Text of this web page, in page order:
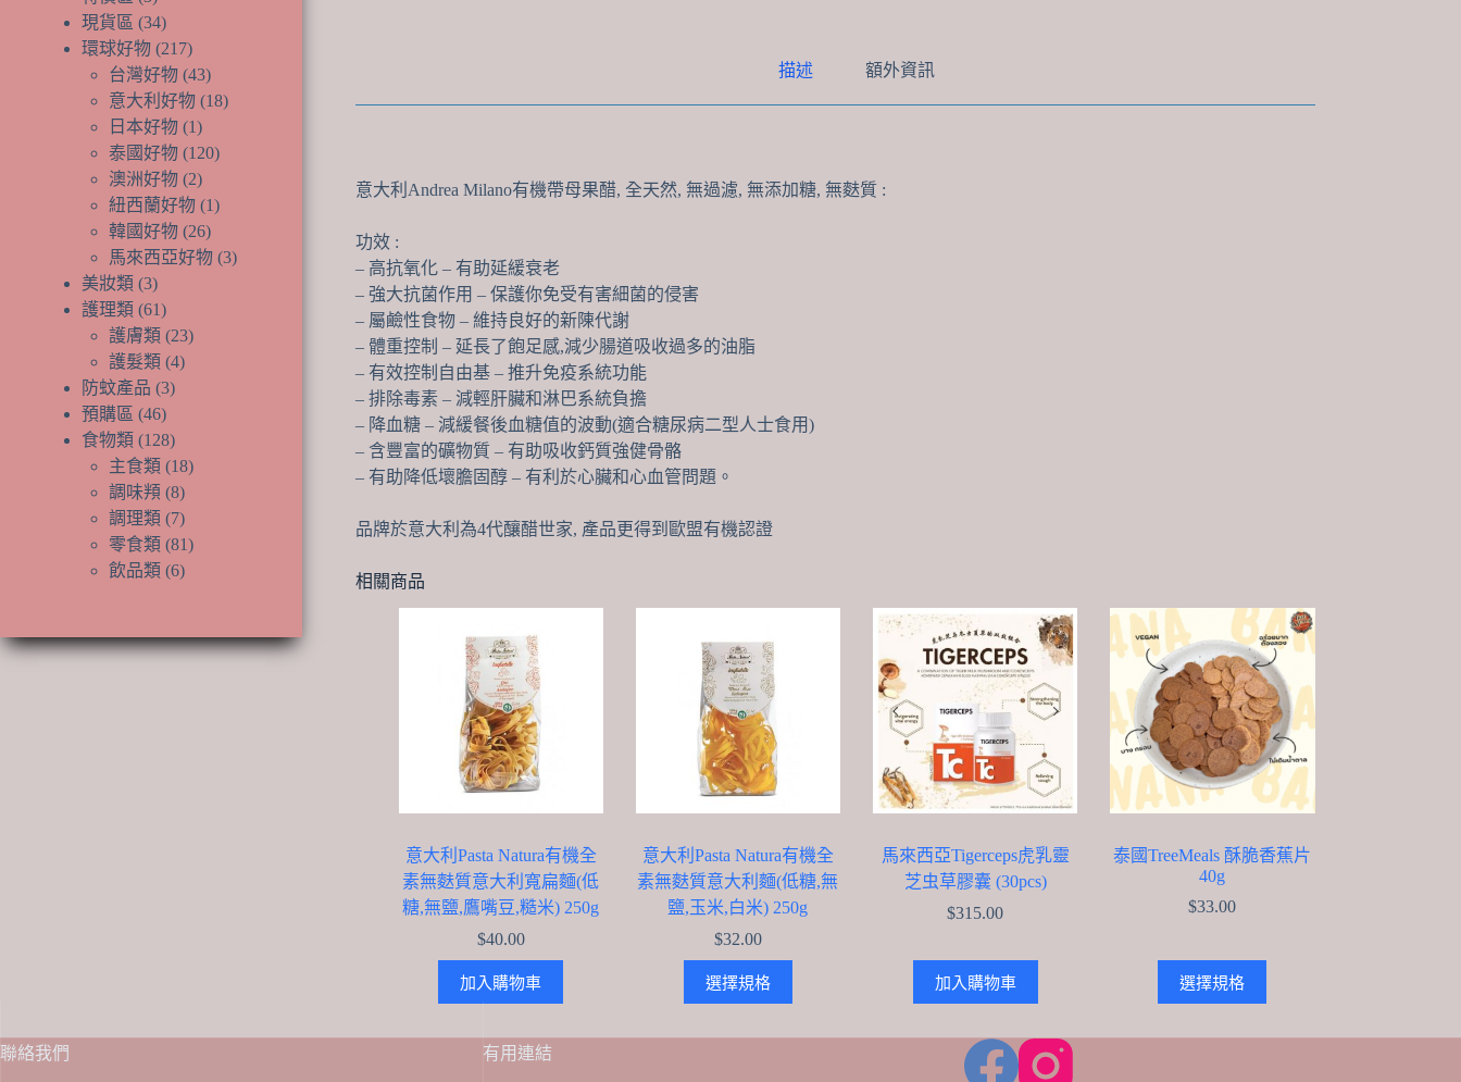
帶"Mother"果
描述 額外資訊
意大利Andrea Milano有機帶母果醋, 全天然, 無過濾, 無添加糖, 無麩質 :
功效 :
– 高抗氧化 – 有助延緩衰老
– 強大抗菌作用 – 保護你免受有害細菌的侵害
– 屬鹼性食物 – 維持良好的新陳代謝
– 體重控制 – 延長了飽足感,減少腸道吸收過多的油脂
– 有效控制自由基 – 推升免疫系統功能
– 排除毒素 – 減輕肝臟和淋巴系統負擔
– 降血糖 – 減緩餐後血糖值的波動(適合糖尿病二型人士食用)
– 含豐富的礦物質 – 有助吸收鈣質強健骨骼
– 有助降低壞膽固醇 – 有利於心臟和心血管問題。
品牌於意大利為4代釀醋世家, 產品更得到歐盟有機認證
相關商品
意大利Pasta Natura有機全
素無麩質意大利寬扁麵(低
糖,無鹽,鷹嘴豆,糙米) 250g
$40.00
加入購物車
意大利Pasta Natura有機全
素無麩質意大利麵(低糖,無
鹽,玉米,白米) 250g
$32.00
選擇規格
product
has
馬來西亞Tigerceps虎乳靈
芝虫草膠囊 (30pcs)
$315.00
加入購物車
泰國TreeMeals 酥脆香蕉片
40g
$33.00
選擇規格
product
has
品
產
品
個
產
品
現貨區 3434
個
產
品
環球好物 217217
個
產
品
台灣好物 4343
個
品
意大利好物 1818
日本好物 11
個
產
品
泰國好物 120120
產
澳洲好物 22
個
產
品
紐西蘭好物 11
產
韓國好物 2626
個
馬來西亞好物 33
美妝類 33
個
產
品
護理類 6161
個
產
品
護膚類 2323
護髮類 44
防蚊產品 33
產
品
預購區 4646
個
產
品
食物類 128128
個
產
品
主食類 1818
品
調味頖 88
個
產
品
調理類 77
個
產
零食類 8181
飲品類 66
品
聯絡我們
有用連結